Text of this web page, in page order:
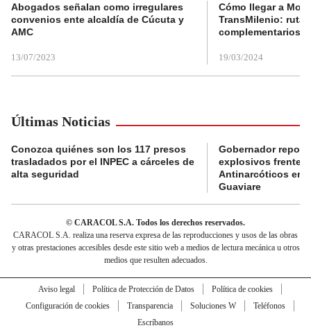
Abogados señalan como irregulares
convenios ente alcaldía de Cúcuta y
AMC
13/07/2023
Cómo llegar a
TransMilenio:
complementarios
19/03/2024
Últimas Noticias
Conozca quiénes son los 117 presos
trasladados por el INPEC a cárceles de
alta seguridad
Gobernador
explosivos frente a
Antinarcóticos en
Guaviare
© CARACOL S.A. Todos los derechos reservados.
CARACOL S.A. realiza una reserva expresa de las reproducciones y usos de las obras
y otras prestaciones accesibles desde este sitio web a medios de lectura mecánica u otros
medios que resulten adecuados.
Aviso legal Política de Protección de Datos
Política de cookies
Configuración de cookies
Transparencia Soluciones W
Teléfonos
Escríbanos